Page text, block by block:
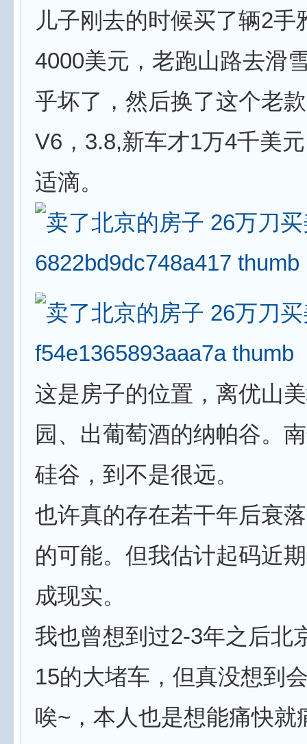
儿子刚去的时候买了辆2手
4000美元，老跑山路去滑
乎坏了，然后换了这个老
V6，3.8,新车才1万4千美
适滴。
这是房子的位置，离优山
园、出葡萄酒的纳帕谷。
硅谷，到不是很远。
也许真的存在若干年后衰
的可能。但我估计起码近
成现实。
我也曾想到过2-3年之后北
15的大堵车，但真没想到
唉~，本人也是想能痛快就